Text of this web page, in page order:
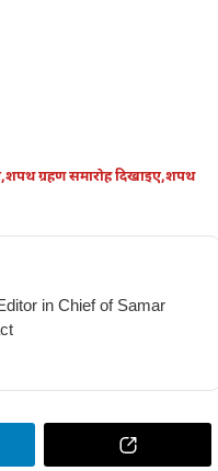
,शपथ ग्रहण समारोह दिखाइए,शपथ
in Chief of Samar